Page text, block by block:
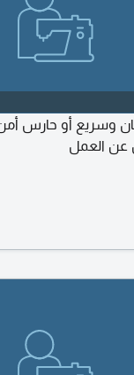
وسريع أو حارس أمن
عن العمل